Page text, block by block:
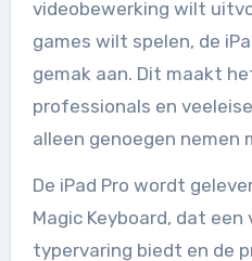
videobewerking wilt
games wilt spelen, de
gemak aan. Dit maakt
professionals en
alleen genoegen nemen
De iPad Pro wordt
Magic Keyboard, dat een
typervaring biedt en de